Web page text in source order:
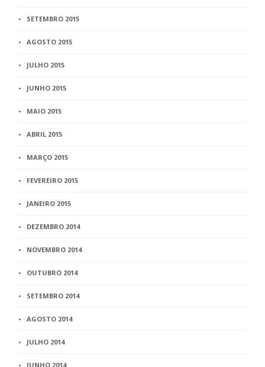
SETEMBRO 2015
AGOSTO 2015
JULHO 2015
JUNHO 2015
MAIO 2015
ABRIL 2015
MARÇO 2015
FEVEREIRO 2015
JANEIRO 2015
DEZEMBRO 2014
NOVEMBRO 2014
OUTUBRO 2014
SETEMBRO 2014
AGOSTO 2014
JULHO 2014
JUNHO 2014